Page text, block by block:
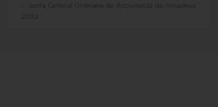
Junta General Ordinaria de Accionistas de Amadeus
2022